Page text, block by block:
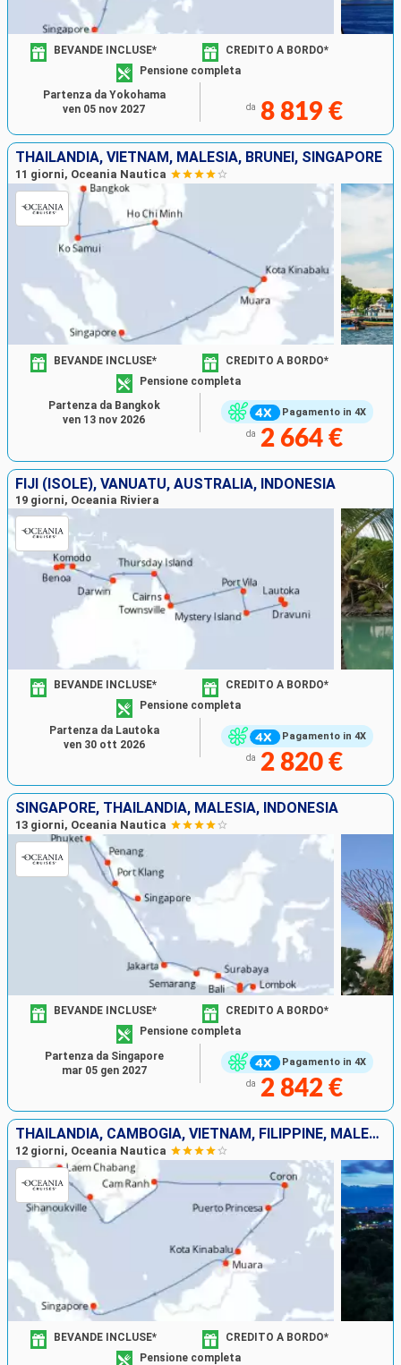
BEVANDE INCLUSE*
CREDITO A BORDO*
Pensione completa
da 8 819 €
Partenza da Yokohama
ven 05 nov 2027
THAILANDIA, VIETNAM, MALESIA, BRUNEI, SINGAPORE
11 giorni, Oceania Nautica
Pagamento in 4X
BEVANDE INCLUSE*
CREDITO A BORDO*
Pensione completa
da 2 664 €
Partenza da Bangkok
ven 13 nov 2026
FIJI (ISOLE), VANUATU, AUSTRALIA, INDONESIA
19 giorni, Oceania Riviera
Pagamento in 4X
BEVANDE INCLUSE*
CREDITO A BORDO*
Pensione completa
da 2 820 €
Partenza da Lautoka
ven 30 ott 2026
SINGAPORE, THAILANDIA, MALESIA, INDONESIA
13 giorni, Oceania Nautica
Pagamento in 4X
BEVANDE INCLUSE*
CREDITO A BORDO*
Pensione completa
da 2 842 €
Partenza da Singapore
mar 05 gen 2027
THAILANDIA, CAMBOGIA, VIETNAM, FILIPPINE, MALESIA, BRUNEI, SINGAPORE
12 giorni, Oceania Nautica
BEVANDE INCLUSE*
CREDITO A BORDO*
Pensione completa